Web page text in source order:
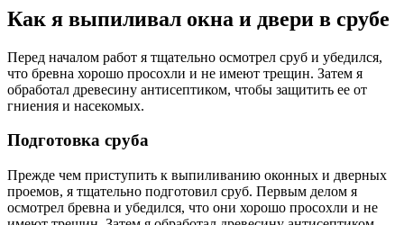
Как я выпиливал окна и двери в срубе
Перед началом работ я тщательно осмотрел сруб и убедился,
что бревна хорошо просохли и не имеют трещин. Затем я
обработал древесину антисептиком, чтобы защитить ее от
гниения и насекомых.
Подготовка сруба
Прежде чем приступить к выпиливанию оконных и дверных
проемов, я тщательно подготовил сруб. Первым делом я
осмотрел бревна и убедился, что они хорошо просохли и не